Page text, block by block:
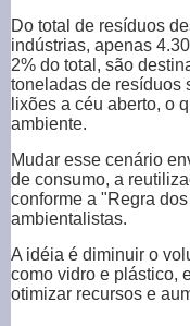
Do total de resíduos
indústrias, apenas
2% do total, são
toneladas de resíduos
lixões a céu aberto, o
ambiente.
Mudar esse cenário
de consumo, a
conforme a "Regra
ambientalistas.
A idéia é diminuir o
como vidro e plástico,
otimizar recursos e